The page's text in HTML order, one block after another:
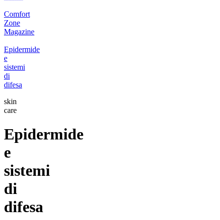
Comfort
Zone
Magazine
Epidermide
e
sistemi
di
difesa
skin
care
Epidermide
e
sistemi
di
difesa